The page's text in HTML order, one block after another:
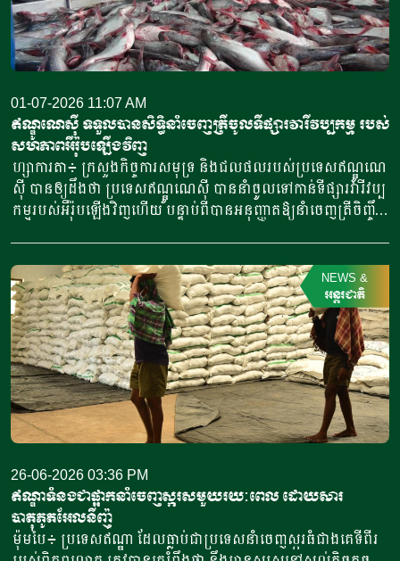
ថ្ងៃទី២៥ ឬ២៦ ខែមិថុនា ឆ្នាំ២០២៦នេះ។ យោងតាមអាជ្ញាធរស្ថិតិ
ហ្វីលីពីន បានឱ្យដឹងថា ម្នាស់គឺជាផលិតផលនាំចេញឈានមុខគេរបស់
ប្រទេសហ្វីលីពីន សម្រាប់នាំចេញទៅកាន់ទីផ្សារប្រទេសអេមីរ៉ាត អារ៉ាប់
រួម។ រដ្ឋមន្ត្រីក្រសួងកសិកម្មហ្វីលីពីន លោក ហ្វ្រេនស៊ីស្កូ ធៀវ​ ឡូរ៉ែល
បានមានប្រសាសន៍ថា ការនាំចេញនេះ គឺជាលទ្ធផលនៃកិច្ចខិតខំប្រឹង
ប្រែង ដើម្បីពង្រីកទីផ្សារក្រៅប្រទេសសម្រាប់ផលិតផលកសិកម្មរបស់
ហ្វីលីពីន។ លោករដ្ឋមន្ត្រីបានមានប្រសាសន៍ថា “ផលិតផលហ្វីលីពីន
គ្រប់ប្រភេទ ដែលឈានដល់ទីផ្សារថ្មី ឬមានស្រាប់ គែបង្ហាញឱ្យឃើញ
នូវប្រាក់ចំណូលកាន់តែច្រើនសម្រាប់កសិករ ការងារកាន់តែច្រើន
សម្រាប់កម្មករ និងផ្តល់តម្លៃកាន់តែច្រើន នៅតាមផ្ទះ។ នោះហើយជា
មូលហេតុ ដែលយើងកំពុងខិតខំស្វែងរកឱកាសនាំចេញថ្មីៗ […]
01-07-2026 11:07 AM
ឥណ្ឌូណេស៊ី ទទួលបានសិទ្ធិនាំចេញត្រីចូលទីផ្សារវារីវប្បកម្ម របស់
សហភាពអឺរ៉ុបឡើងវិញ
ហ្សាការតា៖ ក្រសួងកិច្ចការសមុទ្រ និងជលផលរបស់ប្រទេសឥណ្ឌូណេ
ស៊ី បានឲ្យដឹងថា ប្រទេសឥណ្ឌូណេស៊ី បាននាំចូលទៅកាន់ទីផ្សារវារីវប្ប
កម្មរបស់អឺរ៉ុបឡើងវិញហើយ បន្ទាប់ពីបានអនុញ្ញាតឱ្យនាំចេញត្រីចិញ្ចឹម
នៃទីភ្នាក់ងារត្រួតពិនិត្យគុណភាព និងគ្រប់គ្រងផលិតផលជលផល
បានឱ្យដឹងថា ការអភិវឌ្ឍនេះមានសារៈសំខាន់ណាស់សម្រាប់កសិករ
ចិញ្ចឹមត្រីឥណ្ឌូណេស៊ី ដែលបញ្ហានេះបានបង្កឱ្យមានការព្រួយបារម្ភ
បន្ទាប់ពីឥណ្ឌូណេស៊ីត្រូវបានលុបឈ្មោះចេញពីបញ្ជី អ្នកនាំចេញត្រីទៅ
អឺរ៉ុប។ លោកស្រីបានកត់សម្គាល់នៅក្នុងសេចក្តីថ្លែងការណ៍​ កាលពី
សប្តាហ៍មុនថា ដំណឹងនេះជាល្អសម្រាប់អាជីវកម្មវារីវប្បកម្ម បន្ទាប់ពី
ប្រទេសឥណ្ឌូណេស៊ីត្រូវបានលុបឈ្មោះចេញពីបញ្ជីប្រទេស ដែលត្រូវ
បានអនុញ្ញាតឱ្យនាំចេញផលិតផលវារីវប្បកម្មទៅកាន់ទីផ្សារសហភាព
អឺរ៉ុប។ លោកស្រីបានពន្យល់ថា ឥណ្ឌូណេស៉ីឥឡូវនេះទទួលបានការ
អនុញ្ញាតឱ្យនាំចូលឡើងវិញតាមរយៈសេចក្តីសម្រេចរបស់សហភាពអឺរ៉ុប
ចេញកាលពីថ្ងៃទី៤ ខែមិថុនា ឆ្នាំ២០២៦។ លោកស្រីបានសន្មតថា ការ
ស្តារលទ្ធភាពទទួលបានទីផ្សារឡើងវិញ គឺដោយសារការចរចាយ៉ាង
ស្វិតស្វាញ និងកិច្ចខិតខំប្រឹងប្រែងផ្នែកការទូត ជាមួយអាជ្ញាធរពាក់ព័ន្ធ
របស់សហភាពអឺរ៉ុប។ លោកស្រីបានបន្ថែមថា ក្រសួងកិច្ចការសមុទ្រ
NEWS &
អន្តរជាតិ
26-06-2026 03:36 PM
ឥណ្ឌាទំនងជាផ្អាកនាំចេញស្ករសមួយរយៈពេល ដោយសារ
បាតុភូតអែលនីញ៉ូ
ម៉ុមបៃ៖ ប្រទេសឥណ្ឌា ដែលធ្លាប់ជាប្រទេសនាំចេញស្ករធំជាងគេទីពីរ